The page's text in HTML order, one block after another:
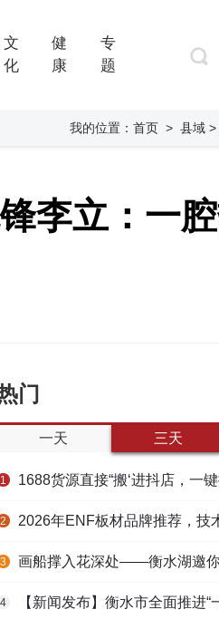
文
化
健
康
专
题
我的位置： 首页 > 县域 >
李立：一
门
一天 三天
1 1688货源直接“搬‘进抖店，一键搬家上货
2 2026年ENF板材品牌推荐，技术路
3 画船撑入花深处——衡水湖邀
4 【新闻发布】衡水市全面推进“一品一播”